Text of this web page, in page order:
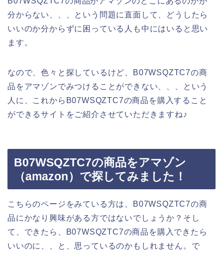
分からない、、、という問題に直面して、どうしたら
いいのか分からずに困っている人も中にはいると思い
ます。
なので、色々と探しているけど、B07WSQZTC7の商
品をアマゾンでみつけることができない、、、という
人に、これからB07WSQZTC7の商品を購入すること
ができるサイトをご紹介させていただきますね♪
B07WSQZTC7の商品をアマゾン
（amazon）で探してみました！
こちらのページをみている方は、B07WSQZTC7の商
品にかなり興味がある方ではないでしょうか？そし
て、できたら、B07WSQZTC7の商品を購入できたら
いいのに、、と、思っているのかもしれません。で